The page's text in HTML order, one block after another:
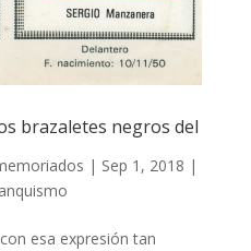
brazaletes negros del
| Sep 1, 2018 |
esa expresión tan